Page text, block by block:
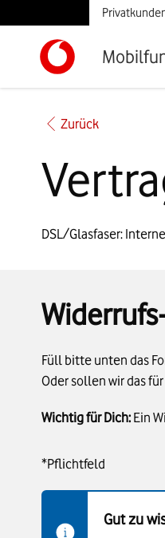
Zurück
DSL/Glasfaser:
Füll bitte unten das
Oder sollen wir das
Wichtig für Dich: Ein
*Pflichtfeld
Gut zu